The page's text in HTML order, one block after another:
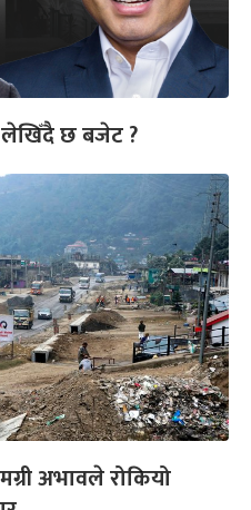
लेखिँदै छ बजेट ?
अभावले रोकियो